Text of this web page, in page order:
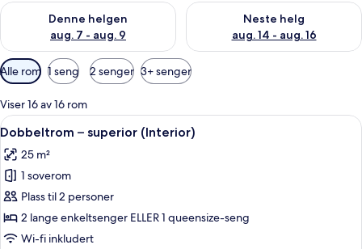
Denne helgen
aug. 7 - aug. 9
Sjekk tilgjengelighet for denne helgen, aug. 7 - aug. 9
Neste helg
aug. 14 - aug. 16
Sjekk tilgjengelighet for neste
Tilgjengelige
filtre
for
rom
Alle rom 1 seng 2 senger 3+ senger
Viser 16 av 16 rom
Åpne
alle
bildene
av
Dobbeltrom
–
superior
Allergitestet sengetøy, dundyner og
8
Dobbeltrom – superior (Interior)
25 m²
1 soverom
Plass til 2 personer
2 lange enkeltsenger ELLER 1 queensize-seng
Wi-fi inkludert